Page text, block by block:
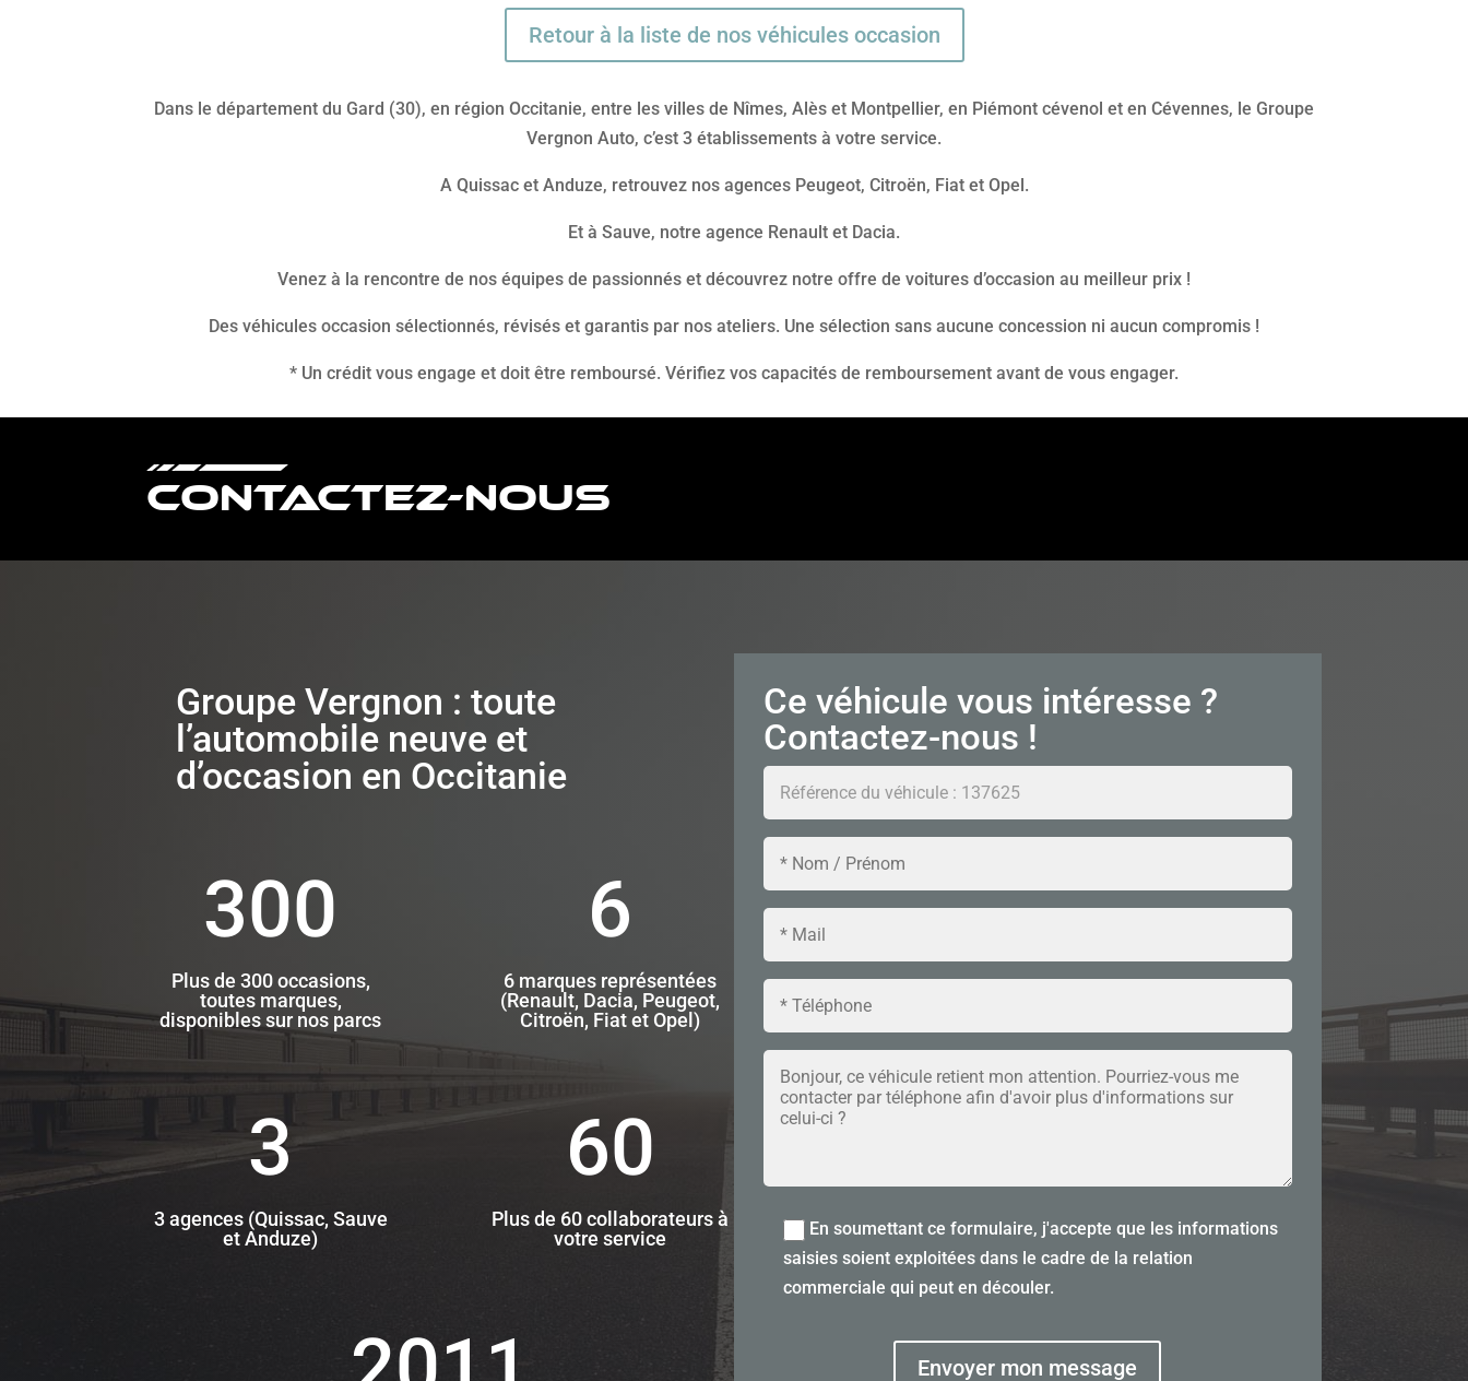
Retour à la liste de nos véhicules occasion
Dans le département du Gard (30), en région Occitanie, entre les villes de Nîmes, Alès et Montpellier, en Piémont cévenol et en Cévennes, le Groupe
Vergnon Auto, c’est 3 établissements à votre service.
A Quissac et Anduze, retrouvez nos agences Peugeot, Citroën, Fiat et Opel.
Et à Sauve, notre agence Renault et Dacia.
Venez à la rencontre de nos équipes de passionnés et découvrez notre offre de voitures d’occasion au meilleur prix !
Des véhicules occasion sélectionnés, révisés et garantis par nos ateliers. Une sélection sans aucune concession ni aucun compromis !
* Un crédit vous engage et doit être remboursé. Vérifiez vos capacités de remboursement avant de vous engager.
Contactez-nous
Groupe Vergnon : toute
l’automobile neuve et
d’occasion en Occitanie
300
Plus de 300 occasions,
toutes marques,
disponibles sur nos parcs
6
6 marques représentées
(Renault, Dacia, Peugeot,
Citroën, Fiat et Opel)
3
3 agences (Quissac, Sauve
et Anduze)
60
Plus de 60 collaborateurs à
votre service
Ce véhicule vous intéresse ?
Contactez-nous !
En soumettant ce formulaire, j'accepte que les informations
saisies soient exploitées dans le cadre de la relation
commerciale qui peut en découler.
Envoyer mon message